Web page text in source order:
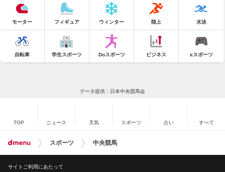
モーター フィギュア ウィンター 陸上 水泳
自転車 学生スポーツ Doスポーツ ビジネス eスポーツ
データ提供：日本中央競馬会
TOP ニュース 天気 スポーツ 占い すべて
スポーツ 中央競馬
サイトご利用にあたって